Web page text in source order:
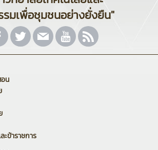
รมเพื่อชุมชนอย่างยั่งยืน"
น
ข้าราชการ